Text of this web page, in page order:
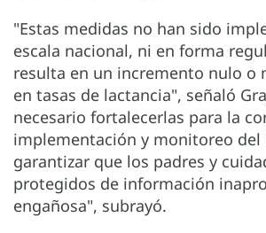
"Estas medidas no han sido
escala nacional, ni en forma
resulta en un incremento nulo o
en tasas de lactancia", señaló
necesario fortalecerlas para la
implementación y monitoreo del
garantizar que los padres y
protegidos de información
engañosa", subrayó.